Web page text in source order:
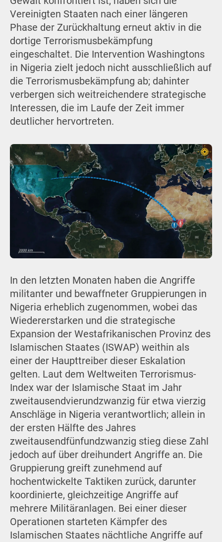
Vereinigten Staaten nach einer längeren
Phase der Zurückhaltung erneut aktiv in die
dortige Terrorismusbekämpfung
eingeschaltet. Die Intervention Washingtons
in Nigeria zielt jedoch nicht ausschließlich auf
die Terrorismusbekämpfung ab; dahinter
verbergen sich weitreichendere strategische
Interessen, die im Laufe der Zeit immer
deutlicher hervortreten.
In den letzten Monaten haben die Angriffe
militanter und bewaffneter Gruppierungen in
Nigeria erheblich zugenommen, wobei das
Wiedererstarken und die strategische
Expansion der Westafrikanischen Provinz des
Islamischen Staates (ISWAP) weithin als
einer der Haupttreiber dieser Eskalation
gelten. Laut dem Weltweiten Terrorismus-
Index war der Islamische Staat im Jahr
zweitausendvierundzwanzig für etwa vierzig
Anschläge in Nigeria verantwortlich; allein in
der ersten Hälfte des Jahres
zweitausendfünfundzwanzig stieg diese Zahl
jedoch auf über dreihundert Angriffe an. Die
Gruppierung greift zunehmend auf
hochentwickelte Taktiken zurück, darunter
koordinierte, gleichzeitige Angriffe auf
mehrere Militäranlagen. Bei einer dieser
Operationen starteten Kämpfer des
Islamischen Staates nächtliche Angriffe auf